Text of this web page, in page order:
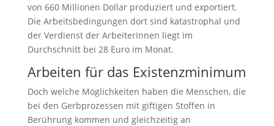
von 660 Millionen Dollar produziert und exportiert.
Die Arbeitsbedingungen dort sind katastrophal und
der Verdienst der ArbeiterInnen liegt im
Durchschnitt bei 28 Euro im Monat.
Arbeiten für das Existenzminimum
Doch welche Möglichkeiten haben die Menschen, die
bei den Gerbprozessen mit giftigen Stoffen in
Berührung kommen und gleichzeitig an